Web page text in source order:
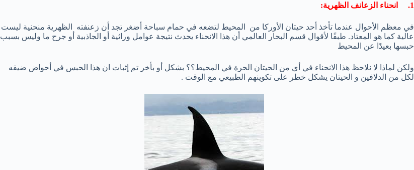
1. انحناء الزعانف الظهرية:
في معظم الأحوال عندما تأخذ أحد حيتان الأوركا من المحيط لتضعه في حمام سباحة أضغر تجد أن زعنفته الظهرية منحنية ليست
عالية كما هو المعتاد. طبقًا لأقوال قسم البحار العالمي أن هذا الانحناء يحدث نتيجة عوامل وراثية أو الجاذبية أو جرح ما وليس بسبب
حبسها بعيدًا عن المحيط
ولكن لماذا لا نلاحظ هذا الانحناء في أي من الحيتان الحرة في المحيط؟؟ بشكل أو بأخر تم إثبات ان هذا الحبس في أحواض ضيقه
لكل من الدلافين و الحيتان يشكل خطر على تكوينهم الطبيعي مع الوقت .